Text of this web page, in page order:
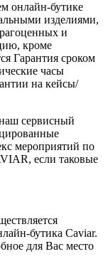
онлайн-бутике
изделиями,
и
кроме
Гарантия сроком
часы
на кейсы/
сервисный
мероприятий по
если таковые
бутика Caviar.
для Вас место